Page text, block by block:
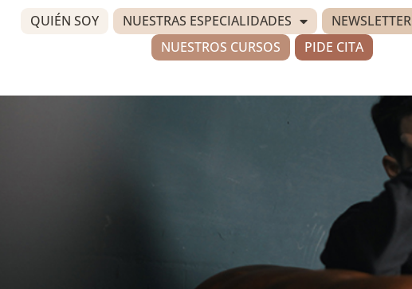
QUIÉN SOY NUESTRAS ESPECIALIDADES NEWSLETTER
NUESTROS CURSOS
PIDE CITA